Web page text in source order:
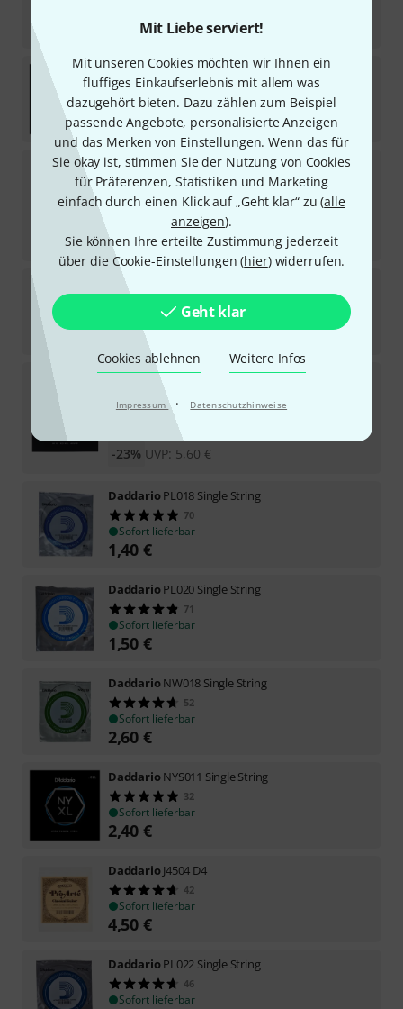
Mit Liebe serviert!
Mit unseren Cookies möchten wir Ihnen ein
fluffiges Einkaufserlebnis mit allem was
dazugehört bieten. Dazu zählen zum Beispiel
passende Angebote, personalisierte Anzeigen
und das Merken von Einstellungen. Wenn das für
Sie okay ist, stimmen Sie der Nutzung von Cookies
für Präferenzen, Statistiken und Marketing
einfach durch einen Klick auf „Geht klar“ zu (alle
anzeigen).
Sie können Ihre erteilte Zustimmung jederzeit
über die Cookie-Einstellungen (hier) widerrufen.
Geht klar
Cookies ablehnen Weitere Infos
Impressum · Datenschutzhinweise
€
DaddarioNYS010 Single String
54
Sofort lieferbar
2,40€
DaddarioNW059 Single String
69
Sofort lieferbar
UVP:4,55 €
-25%
Daddario
Sofort lieferbar
4,40€
DaddarioNYNW028 Single String
Sofort lieferbar
UVP: 5,60 €
-23%
DaddarioPL018 Single String
70
Sofort lieferbar
1,40 €
DaddarioPL020 Single String
71
Sofort lieferbar
1,50 €
DaddarioNW018 Single String
52
Sofort lieferbar
2,60 €
DaddarioNYS011 Single String
32
Sofort lieferbar
2,40 €
DaddarioJ4504 D4
42
Sofort lieferbar
4,50 €
DaddarioPL022 Single String
46
Sofort lieferbar